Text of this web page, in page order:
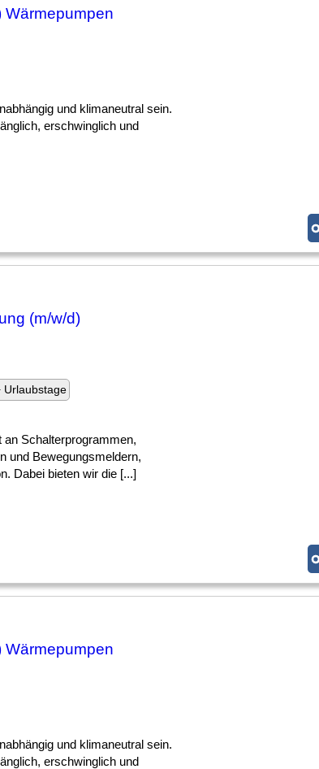
Wärmepumpen
und klimaneutral sein.
erschwinglich und
(m/w/d)
Urlaubstage
Schalterprogrammen,
und Bewegungsmeldern,
Dabei bieten wir die [...]
Wärmepumpen
und klimaneutral sein.
erschwinglich und